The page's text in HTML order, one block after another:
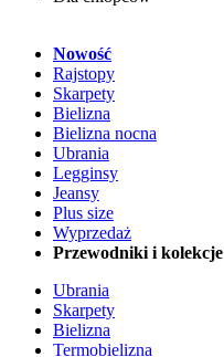
Nowość
Rajstopy
Skarpety
Bielizna
Bielizna nocna
Ubrania
Legginsy
Jeansy
Plus size
Wyprzedaż
Przewodniki i kolekcje
Ubrania
Skarpety
Bielizna
Termobielizna